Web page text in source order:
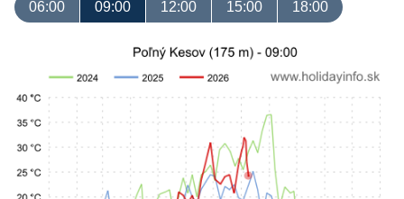
06:00 09:00 12:00 15:00 18:00